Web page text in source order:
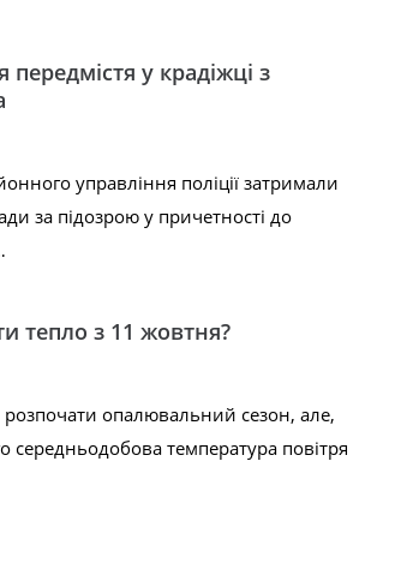
у крадіжці з
управління поліції затримали
за підозрою у причетності до
тепло з 11 жовтня?
опалювальний сезон, але,
температура повітря